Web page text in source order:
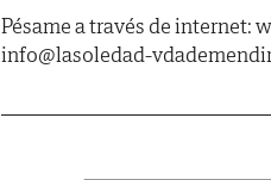
Pésame a través de
info@lasoledad-